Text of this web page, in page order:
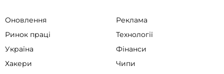
Оновлення
Реклама
Ринок праці
Технології
Україна
Фінанси
Хакери
Чипи